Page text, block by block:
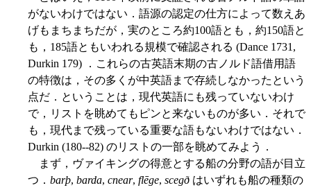
がないわけではない．語源の認定の仕方によって数えあ
げもまちまちだが，実のところ約100語とも，約150語と
も，185語ともいわれる規模で確認される (Dance 1731,
Durkin 179) ．これらの古英語末期の古ノルド語借用語
の特徴は，その多くが中英語まで存続しなかったという
点だ．ということは，現代英語にも残っていないわけ
で，リストを眺めてもピンと来ないものが多い．それで
も，現代まで残っている重要な語もないわけではない．
Durkin (180--82) のリストの一部を眺めてみよう．
まず，ヴァイキングの得意とする船の分野の語が目立
つ． barþ, barda, cnear, flēge, scegð はいずれも船の種類の